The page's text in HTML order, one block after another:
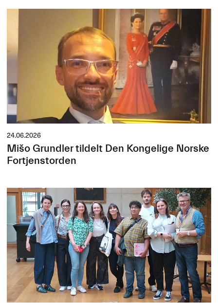
24.06.2026
Mišo Grundler tildelt Den Kongelige Norske
Fortjenstorden